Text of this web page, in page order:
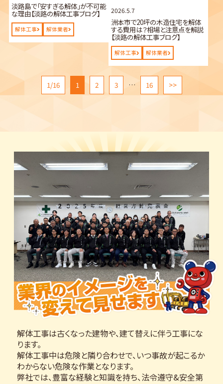
淡路島で「安すぎる解体」が不可能
な理由【淡路の解体工事ブログ】
解体工事 解体業者
2026.5.7
洲本市で20坪の木造住宅を解体
する費用は？相場と注意点を解説
【淡路の解体工事ブログ】
解体工事 解体業者
1/16 1 2 3 … 16 >>
解体工事は古くなった建物や、建て替えに伴う工事にな
ります。
解体工事中は危険と隣り合わせで、いつ事故が起こるか
わからない危険な作業となります。
弊社では、豊富な経験と知識を持ち、法令遵守&安全第